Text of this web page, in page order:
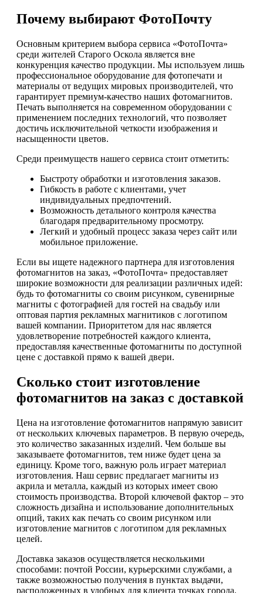
Почему выбирают ФотоПочту
Основным критерием выбора сервиса «ФотоПочта»
среди жителей Старого Оскола является вне
конкуренция качество продукции. Мы используем лишь
профессиональное оборудование для фотопечати и
материалы от ведущих мировых производителей, что
гарантирует премиум-качество наших фотомагнитов.
Печать выполняется на современном оборудовании с
применением последних технологий, что позволяет
достичь исключительной четкости изображения и
насыщенности цветов.
Среди преимуществ нашего сервиса стоит отметить:
Быстроту обработки и изготовления заказов.
Гибкость в работе с клиентами, учет
индивидуальных предпочтений.
Возможность детального контроля качества
благодаря предварительному просмотру.
Легкий и удобный процесс заказа через сайт или
мобильное приложение.
Если вы ищете надежного партнера для изготовления
фотомагнитов на заказ, «ФотоПочта» предоставляет
широкие возможности для реализации различных идей:
будь то фотомагниты со своим рисунком, сувенирные
магниты с фотографией для гостей на свадьбу или
оптовая партия рекламных магнитиков с логотипом
вашей компании. Приоритетом для нас является
удовлетворение потребностей каждого клиента,
предоставляя качественные фотомагниты по доступной
цене с доставкой прямо к вашей двери.
Сколько стоит изготовление
фотомагнитов на заказ с доставкой
Цена на изготовление фотомагнитов напрямую зависит
от нескольких ключевых параметров. В первую очередь,
это количество заказанных изделий. Чем больше вы
заказываете фотомагнитов, тем ниже будет цена за
единицу. Кроме того, важную роль играет материал
изготовления. Наш сервис предлагает магниты из
акрила и металла, каждый из которых имеет свою
стоимость производства. Второй ключевой фактор – это
сложность дизайна и использование дополнительных
опций, таких как печать со своим рисунком или
изготовление магнитов с логотипом для рекламных
целей.
Доставка заказов осуществляется несколькими
способами: почтой России, курьерскими службами, а
также возможностью получения в пунктах выдачи,
расположенных в удобных для клиента точках города.